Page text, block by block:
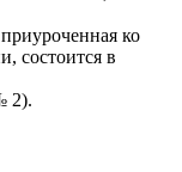
ко
состоится в
2).